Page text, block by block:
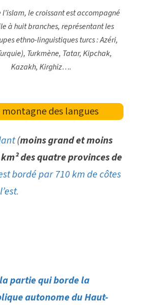
le croissant est accompagné
à huit branches, représentant les
ethno-linguistiques turcs : Azéri,
Turkmène, Tatar, Kipchak,
Kazakh, Kirghiz….
montagne des langues
(moins grand et moins
des quatre provinces de
bordé par 710 km de côtes
partie qui borde la
autonome du Haut-